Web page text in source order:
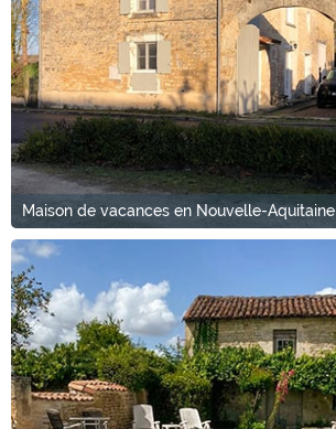
Maison de vacances en Nouvelle-Aquitaine